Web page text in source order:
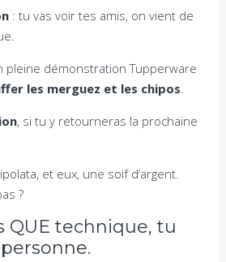
: tu vas voir tes amis, on vient de
pleine démonstration Tupperware
les merguez et les chipos.
, si tu y retourneras la prochaine
et eux, une soif d’argent.
?
QUE technique, tu